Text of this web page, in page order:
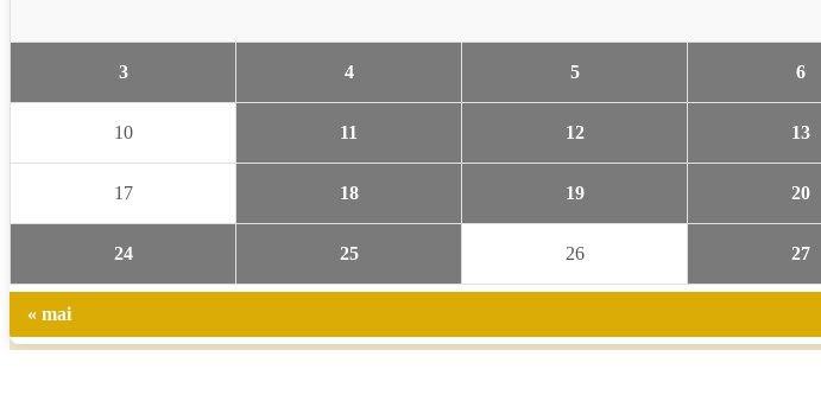
3 4 5 6
10 11 12 13
17 18 19 20
24 25 26 27
« mai